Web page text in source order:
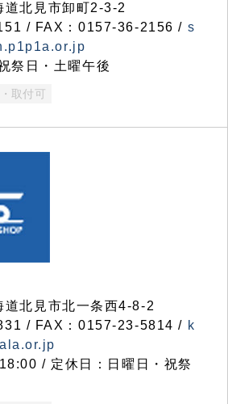
北見市卸町2-3-2
/ FAX：0157-36-2156 / s
祭日・土曜午後
取付可
北見市北一条西4-8-2
/ FAX：0157-23-5814 / k
/ 定休日：日曜日・祝祭